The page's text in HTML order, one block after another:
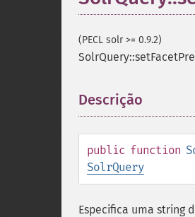
(PECL solr >= 0.9.2)
Descrição
public function
SolrQuery
Especifica uma string